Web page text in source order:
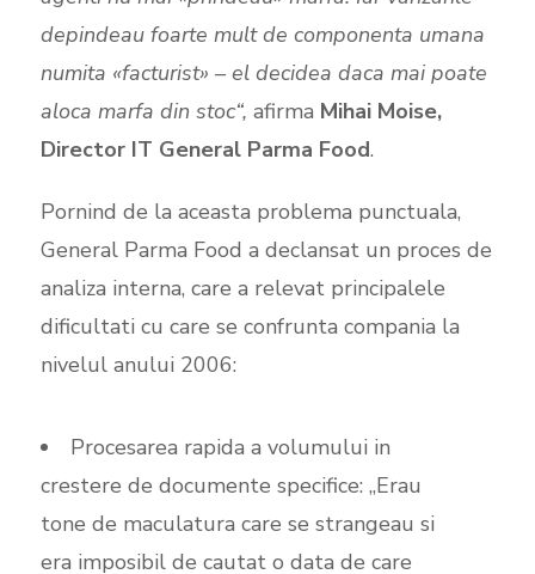
depindeau foarte mult de componenta umana
numita «facturist» – el decidea daca mai poate
aloca marfa din stoc“, afirma Mihai Moise,
Director IT General Parma Food.
Pornind de la aceasta problema punctuala,
General Parma Food a declansat un proces de
analiza interna, care a relevat principalele
dificultati cu care se confrunta compania la
nivelul anului 2006:
Procesarea rapida a volumului in
crestere de documente specifice: „Erau
tone de maculatura care se strangeau si
era imposibil de cautat o data de care